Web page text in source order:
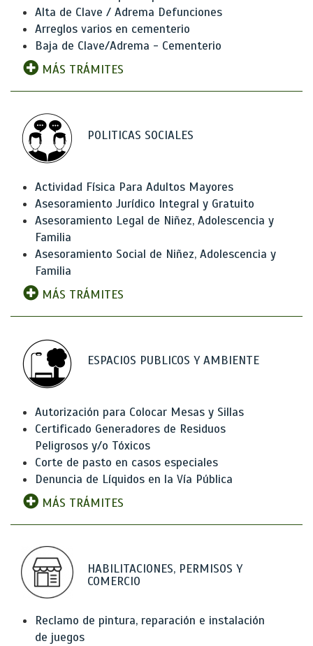
Alta de Clave / Adrema Defunciones
Arreglos varios en cementerio
Baja de Clave/Adrema - Cementerio
MÁS TRÁMITES
POLITICAS SOCIALES
Actividad Física Para Adultos Mayores
Asesoramiento Jurídico Integral y Gratuito
Asesoramiento Legal de Niñez, Adolescencia y
Familia
Asesoramiento Social de Niñez, Adolescencia y
Familia
MÁS TRÁMITES
ESPACIOS PUBLICOS Y AMBIENTE
Autorización para Colocar Mesas y Sillas
Certificado Generadores de Residuos
Peligrosos y/o Tóxicos
Corte de pasto en casos especiales
Denuncia de Líquidos en la Vía Pública
MÁS TRÁMITES
HABILITACIONES, PERMISOS Y
COMERCIO
Reclamo de pintura, reparación e instalación
de juegos